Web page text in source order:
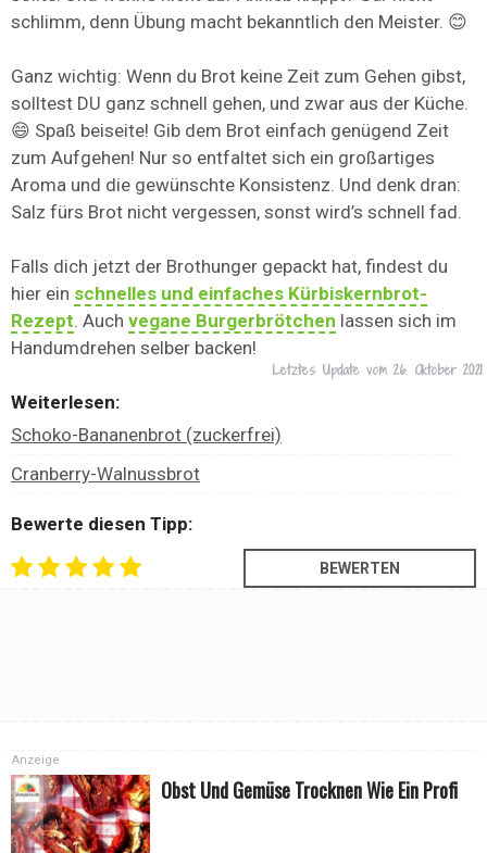
schlimm, denn Übung macht bekanntlich den Meister. 😊
Ganz wichtig: Wenn du Brot keine Zeit zum Gehen gibst,
solltest DU ganz schnell gehen, und zwar aus der Küche.
😄 Spaß beiseite! Gib dem Brot einfach genügend Zeit
zum Aufgehen! Nur so entfaltet sich ein großartiges
Aroma und die gewünschte Konsistenz. Und denk dran:
Salz fürs Brot nicht vergessen, sonst wird’s schnell fad.
Falls dich jetzt der Brothunger gepackt hat, findest du
hier ein schnelles und einfaches Kürbiskernbrot-
Rezept. Auch vegane Burgerbrötchen lassen sich im
Handumdrehen selber backen!
Letztes Update vom 26. Oktober 2021
Weiterlesen:
Schoko-Bananenbrot (zuckerfrei)
Cranberry-Walnussbrot
Bewerte diesen Tipp:
Obst Und Gemüse Trocknen Wie Ein Profi
Anzeige